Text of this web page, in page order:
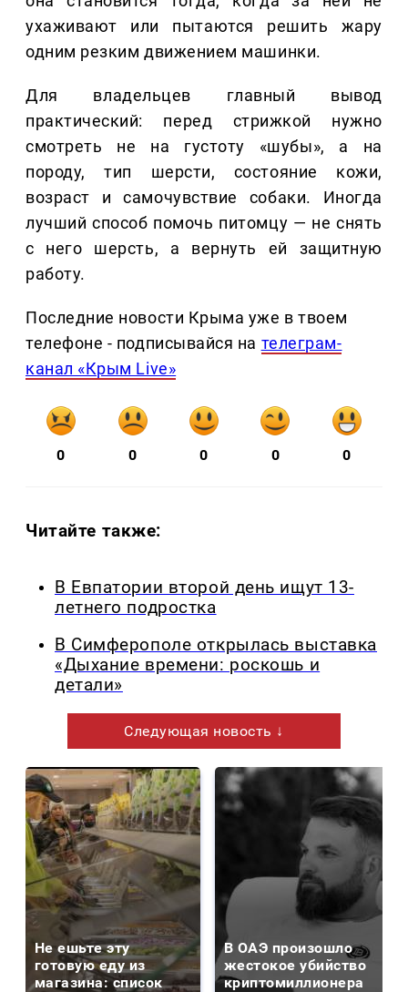
ухаживают или пытаются решить жару
одним резким движением машинки.
Для владельцев главный вывод
практический: перед стрижкой нужно
смотреть не на густоту «шубы», а на
породу, тип шерсти, состояние кожи,
возраст и самочувствие собаки. Иногда
лучший способ помочь питомцу — не снять
с него шерсть, а вернуть ей защитную
работу.
Последние новости Крыма уже в твоем
телефоне - подписывайся на телеграм-
канал «Крым Live»
0 0 0 0 0
Читайте также:
В Евпатории второй день ищут 13-
летнего подростка
В Симферополе открылась выставка
«Дыхание времени: роскошь и
детали»
Следующая новость ↓
Не ешьте эту
готовую еду из
магазина: список
В ОАЭ произошло
жестокое убийство
криптомиллионера